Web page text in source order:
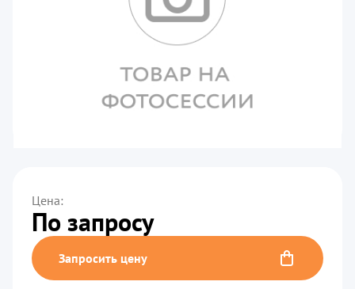
Цена:
По запросу
Запросить цену